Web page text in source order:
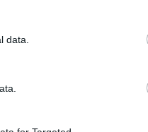
data.
χρόνο να τον ανεβάσω
2025, αφού αποφάσισα
σε μια αρκετά
ο χρόνος, μου
θέμα σε ολόκληρο